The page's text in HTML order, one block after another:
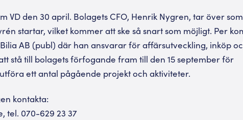
VD den 30 april. Bolagets CFO, Henrik Nygren, tar över som
startar, vilket kommer att ske så snart som möjligt. Per
AB (publ) där han ansvarar för affärsutveckling, inköp
stå till bolagets förfogande fram till den 15 september för
ett antal pågående projekt och aktiviteter.
kontakta:
tel. 070-629 23 37